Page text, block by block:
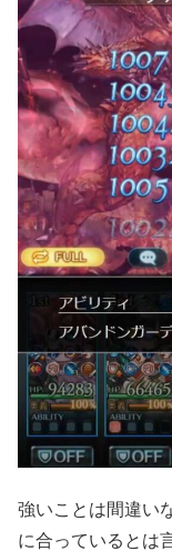
強いことは間違い
に合っているとは